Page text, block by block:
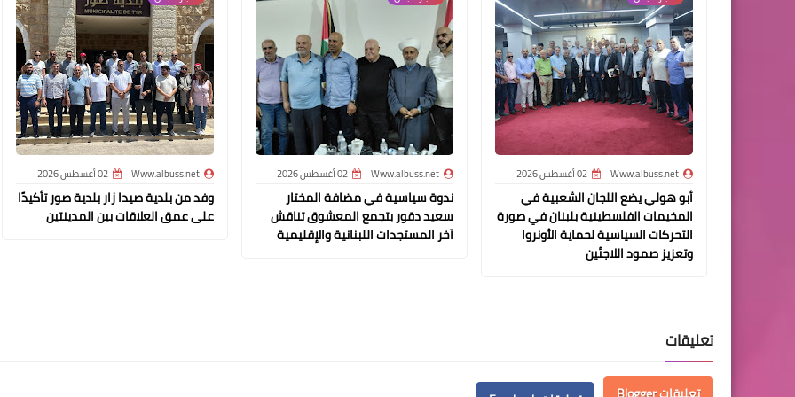
Www.albuss.net 02 أغسطس 2026
أبو هولي يضع اللجان الشعبية في
المخيمات الفلسطينية بلبنان في صورة
التحركات السياسية لحماية الأونروا
وتعزيز صمود اللاجئين
Www.albuss.net 02 أغسطس 2026
ندوة سياسية في مضافة المختار
سعيد دقور بتجمع المعشوق تناقش
آخر المستجدات اللبنانية والإقليمية
Www.albuss.net 02 أغسطس 2026
وفد من بلدية صيدا زار بلدية صور تأكيدًا
على عمق العلاقات بين المدينتين
تعليقات
Www.albuss.net
12 يناير 2016